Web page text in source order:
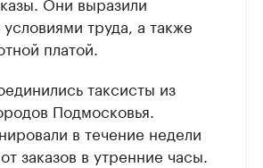
труда, а также
платой.
таксисты из
Подмосковья.
в течение недели
заказов в утренние часы.